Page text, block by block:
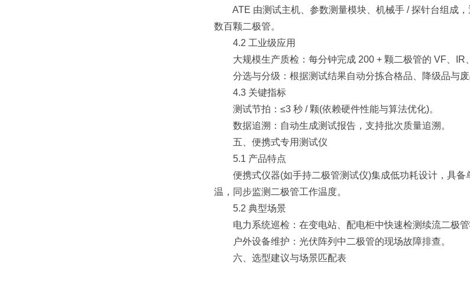
ATE 由测试主机、参数测量模块、机械手 / 探针台组成，
数百颗二极管。
4.2 工业级应用
大规模生产质检：每分钟完成 200 + 颗二极管的 VF、IR
分选与分级：根据测试结果自动分拣合格品、降级品与废
4.3 关键指标
测试节拍：≤3 秒 / 颗(依赖硬件性能与算法优化)。
数据追溯：自动生成测试报告，支持批次质量追溯。
五、便携式专用测试仪
5.1 产品特点
便携式仪器(如手持二极管测试仪)集成低功耗设计，具备
温，同步监测二极管工作温度。
5.2 典型场景
电力系统巡检：在变电站、配电柜中快速检测续流二极管
户外设备维护：光伏阵列中二极管的现场故障排查。
六、选型建议与场景匹配表